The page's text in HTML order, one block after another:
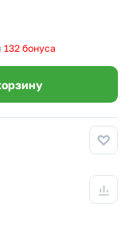
132 бонуса